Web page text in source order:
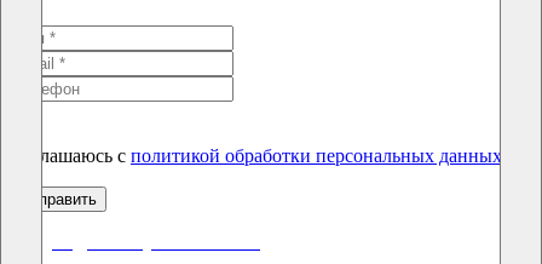
Соглашаюсь с политикой обработки персональных данных